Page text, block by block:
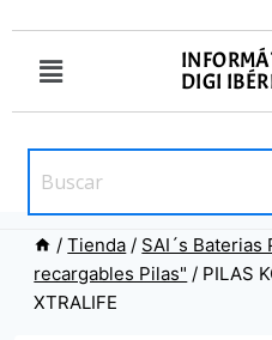
DIGI
/ Tienda / SAI´s Baterias
recargables Pilas" / PILAS
XTRALIFE